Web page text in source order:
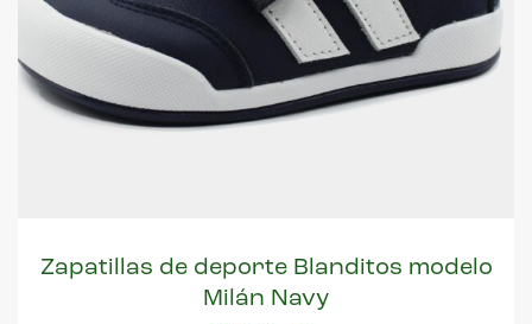
Zapatillas de deporte Blanditos modelo
Milán Navy